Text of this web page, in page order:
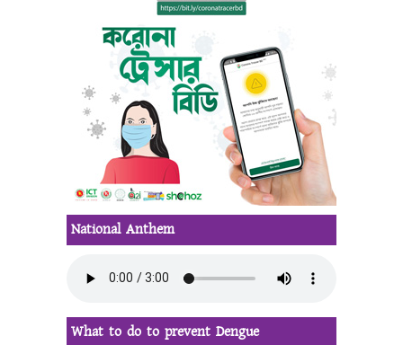
National Anthem
What to do to prevent Dengue